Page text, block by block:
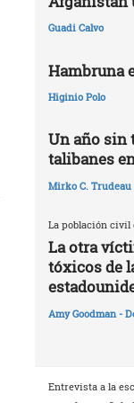
Guadi Calvo
Hambruna
Higinio Polo
Un año sin
talibanes
Mirko C. Trudeau
La población
La otra
tóxicos de
Amy Goodman -
Entrevista a la